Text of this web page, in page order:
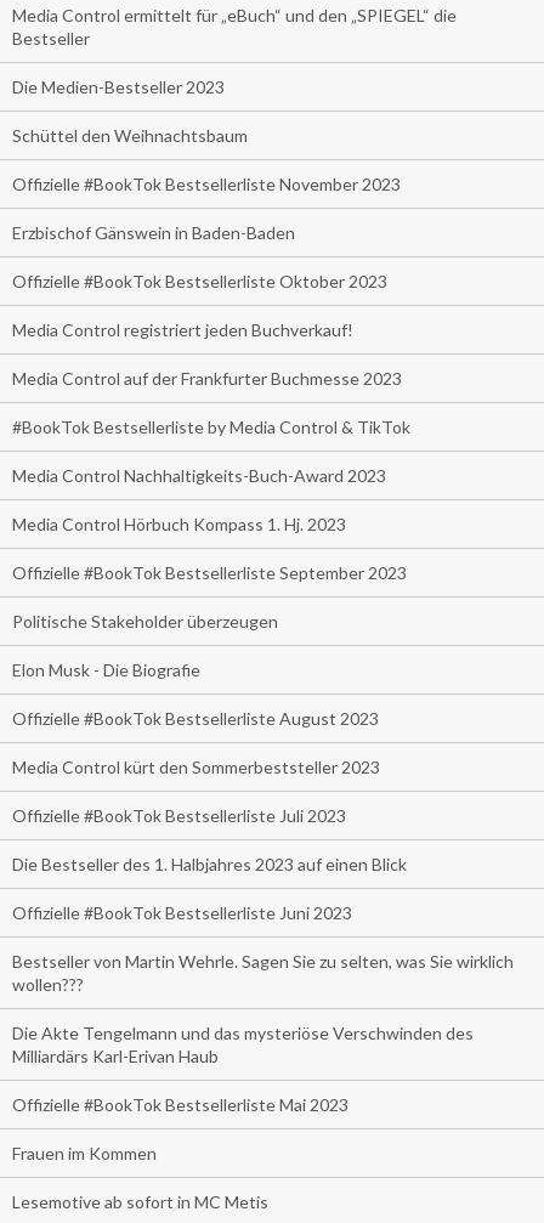
Media Control ermittelt für „eBuch“ und den „SPIEGEL“ die
Bestseller
Die Medien-Bestseller 2023
Schüttel den Weihnachtsbaum
Offizielle #BookTok Bestsellerliste November 2023
Erzbischof Gänswein in Baden-Baden
Offizielle #BookTok Bestsellerliste Oktober 2023
Media Control registriert jeden Buchverkauf!
Media Control auf der Frankfurter Buchmesse 2023
#BookTok Bestsellerliste by Media Control & TikTok
Media Control Nachhaltigkeits-Buch-Award 2023
Media Control Hörbuch Kompass 1. Hj. 2023
Offizielle #BookTok Bestsellerliste September 2023
Politische Stakeholder überzeugen
Elon Musk - Die Biografie
Offizielle #BookTok Bestsellerliste August 2023
Media Control kürt den Sommerbeststeller 2023
Offizielle #BookTok Bestsellerliste Juli 2023
Die Bestseller des 1. Halbjahres 2023 auf einen Blick
Offizielle #BookTok Bestsellerliste Juni 2023
Bestseller von Martin Wehrle. Sagen Sie zu selten, was Sie wirklich
wollen???
Die Akte Tengelmann und das mysteriöse Verschwinden des
Milliardärs Karl-Erivan Haub
Offizielle #BookTok Bestsellerliste Mai 2023
Frauen im Kommen
Lesemotive ab sofort in MC Metis